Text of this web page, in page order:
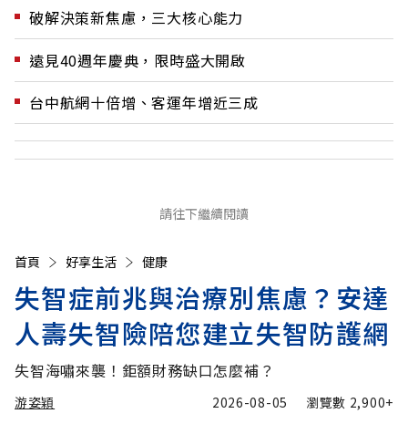
破解決策新焦慮，三大核心能力
遠見40週年慶典，限時盛大開啟
台中航網十倍增、客運年增近三成
請往下繼續閱讀
首頁 好享生活 健康
失智症前兆與治療別焦慮？安達
人壽失智險陪您建立失智防護網
失智海嘯來襲！鉅額財務缺口怎麼補？
游姿穎 2026-08-05 瀏覽數 2,900+